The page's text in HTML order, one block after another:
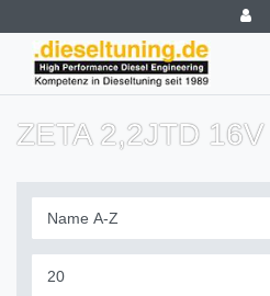
ZETA 2,2JTD